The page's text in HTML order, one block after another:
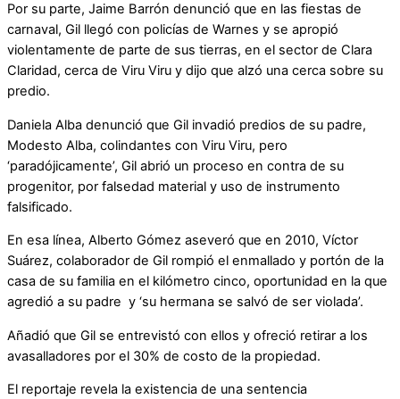
Por su parte, Jaime Barrón denunció que en las fiestas de
carnaval, Gil llegó con policías de Warnes y se apropió
violentamente de parte de sus tierras, en el sector de Clara
Claridad, cerca de Viru Viru y dijo que alzó una cerca sobre su
predio.
Daniela Alba denunció que Gil invadió predios de su padre,
Modesto Alba, colindantes con Viru Viru, pero
‘paradójicamente’, Gil abrió un proceso en contra de su
progenitor, por falsedad material y uso de instrumento
falsificado.
En esa línea, Alberto Gómez aseveró que en 2010, Víctor
Suárez, colaborador de Gil rompió el enmallado y portón de la
casa de su familia en el kilómetro cinco, oportunidad en la que
agredió a su padre y ‘su hermana se salvó de ser violada’.
Añadió que Gil se entrevistó con ellos y ofreció retirar a los
avasalladores por el 30% de costo de la propiedad.
El reportaje revela la existencia de una sentencia